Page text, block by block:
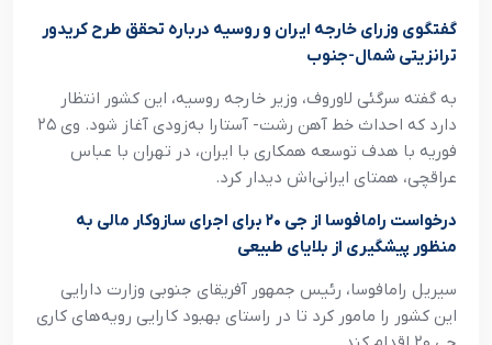
گفتگوی وزرای خارجه ایران و روسیه درباره تحقق طرح کریدور
ترانزیتی شمال-جنوب
به گفته سرگئی لاوروف، وزیر خارجه روسیه، این کشور انتظار
دارد که احداث خط آهن رشت- آستارا به‌زودی آغاز شود. وی ۲۵
فوریه با هدف توسعه همکاری با ایران، در تهران با عباس
عراقچی، همتای ایرانی‌اش دیدار کرد.
درخواست رامافوسا از جی ۲۰ برای اجرای سازوکار مالی به
منظور پیشگیری از بلایای طبیعی
سیریل رامافوسا، رئیس جمهور آفریقای جنوبی وزارت دارایی
این کشور را مامور کرد تا در راستای بهبود کارایی رویه‌های کاری